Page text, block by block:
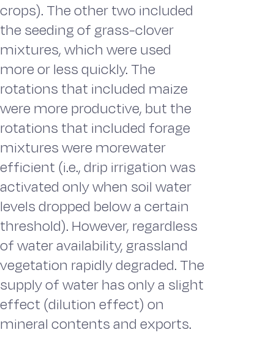
crops). The other two included
the seeding of grass-clover
mixtures, which were used
more or less quickly. The
rotations that included maize
were more productive, but the
rotations that included forage
mixtures were morewater
efficient (i.e., drip irrigation was
activated only when soil water
levels dropped below a certain
threshold). However, regardless
of water availability, grassland
vegetation rapidly degraded. The
supply of water has only a slight
effect (dilution effect) on
mineral contents and exports.